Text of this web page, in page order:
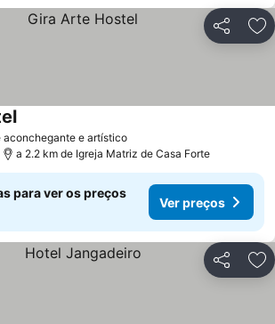
Partilhar
aconchegante e artístico
a 2.2 km de Igreja Matriz de Casa Forte
para ver os preços
Ver preços
Partilhar